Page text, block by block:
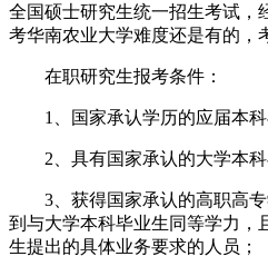
全国硕士研究生统一招生考试，
考华南农业大学难度还是有的，
在职研究生报考条件：
1、国家承认学历的应届本科
2、具有国家承认的大学本科
3、获得国家承认的高职高专
到与大学本科毕业生同等学力，
生提出的具体业务要求的人员；